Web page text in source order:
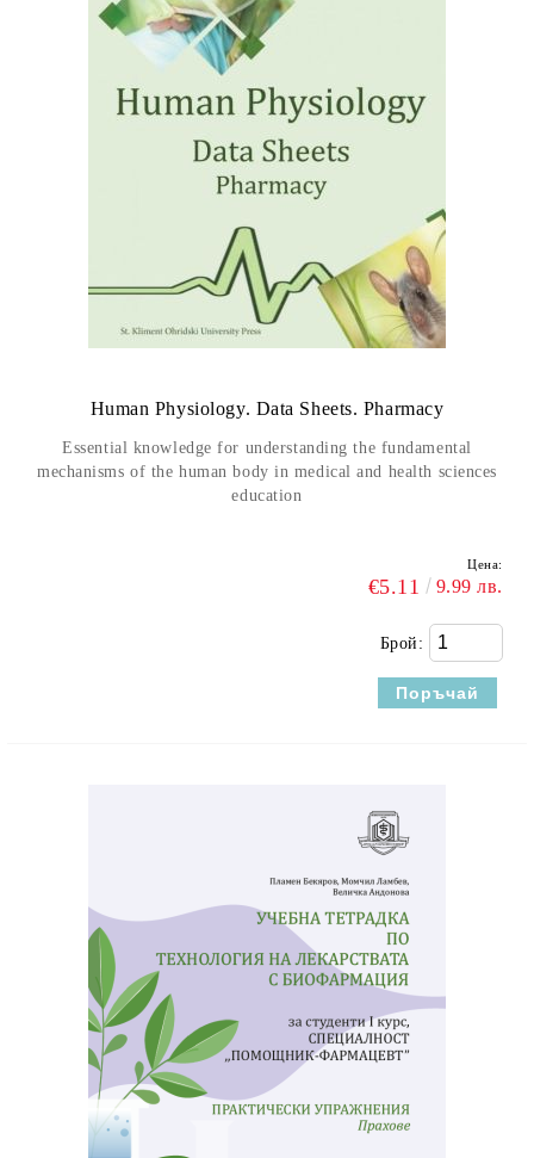
Human Physiology. Data Sheets. Pharmacy
Еssential knowledge for understanding the fundamental
mechanisms of the human body in medical and health sciences
education
Цена:
€5.11 9.99 лв.
Брой: